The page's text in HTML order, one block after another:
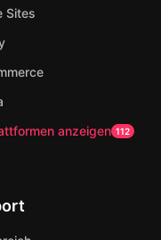
Sites
anzeigen 112